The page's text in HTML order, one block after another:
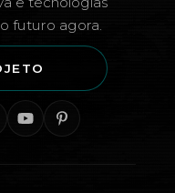
futuro agora.